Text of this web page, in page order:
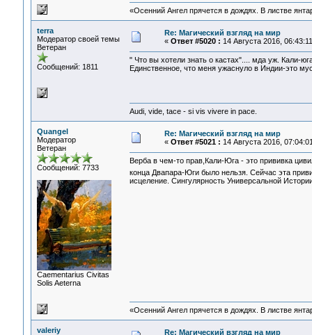
«Осенний Ангел прячется в дождях. В листве
terra
Модератор своей темы
Ветеран
Сообщений: 1811
Re: Магический взгляд на мир
« Ответ #5020 : 14 Августа 2016,
" Что вы хотели знать о кастах".... мда уж. Кали-
Единственное, что меня ужаснуло в Индии-это
Audi, vide, tace - si vis vivere in pace.
Quangel
Модератор
Ветеран
Сообщений: 7733
Сaementarius Civitas
Solis Aeterna
Re: Магический взгляд на мир
« Ответ #5021 : 14 Августа 2016,
Верба в чем-то прав,Кали-Юга - это прививка
конца Двапара-Юги было нельзя. Сейчас эта
исцеление. Сингулярность Универсальной
«Осенний Ангел прячется в дождях. В листве
valeriy
Re: Магический взгляд на мир